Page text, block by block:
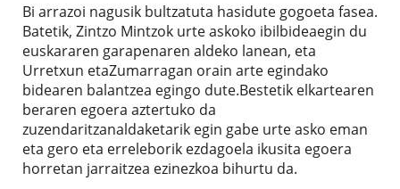
Bi arrazoi nagusik bultzatuta hasidute gogoeta fasea.
Batetik, Zintzo Mintzok urte askoko ibilbideaegin du
euskararen garapenaren aldeko lanean, eta
Urretxun etaZumarragan orain arte egindako
bidearen balantzea egingo dute.Bestetik elkartearen
beraren egoera aztertuko da
zuzendaritzanaldaketarik egin gabe urte asko eman
eta gero eta erreleborik ezdagoela ikusita egoera
horretan jarraitzea ezinezkoa bihurtu da.